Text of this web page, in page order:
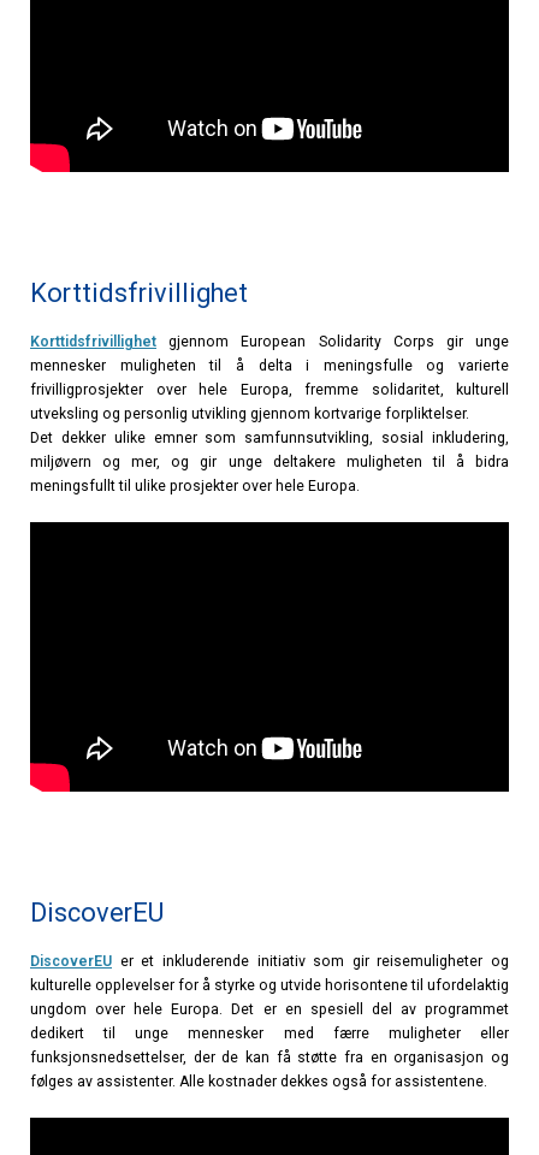
Korttidsfrivillighet
Korttidsfrivillighet gjennom European Solidarity Corps gir unge
mennesker muligheten til å delta i meningsfulle og varierte
frivilligprosjekter over hele Europa, fremme solidaritet, kulturell
utveksling og personlig utvikling gjennom kortvarige forpliktelser.
Det dekker ulike emner som samfunnsutvikling, sosial inkludering,
miljøvern og mer, og gir unge deltakere muligheten til å bidra
meningsfullt til ulike prosjekter over hele Europa.
DiscoverEU
DiscoverEU er et inkluderende initiativ som gir reisemuligheter og
kulturelle opplevelser for å styrke og utvide horisontene til ufordelaktig
ungdom over hele Europa. Det er en spesiell del av programmet
dedikert til unge mennesker med færre muligheter eller
funksjonsnedsettelser, der de kan få støtte fra en organisasjon og
følges av assistenter. Alle kostnader dekkes også for assistentene.